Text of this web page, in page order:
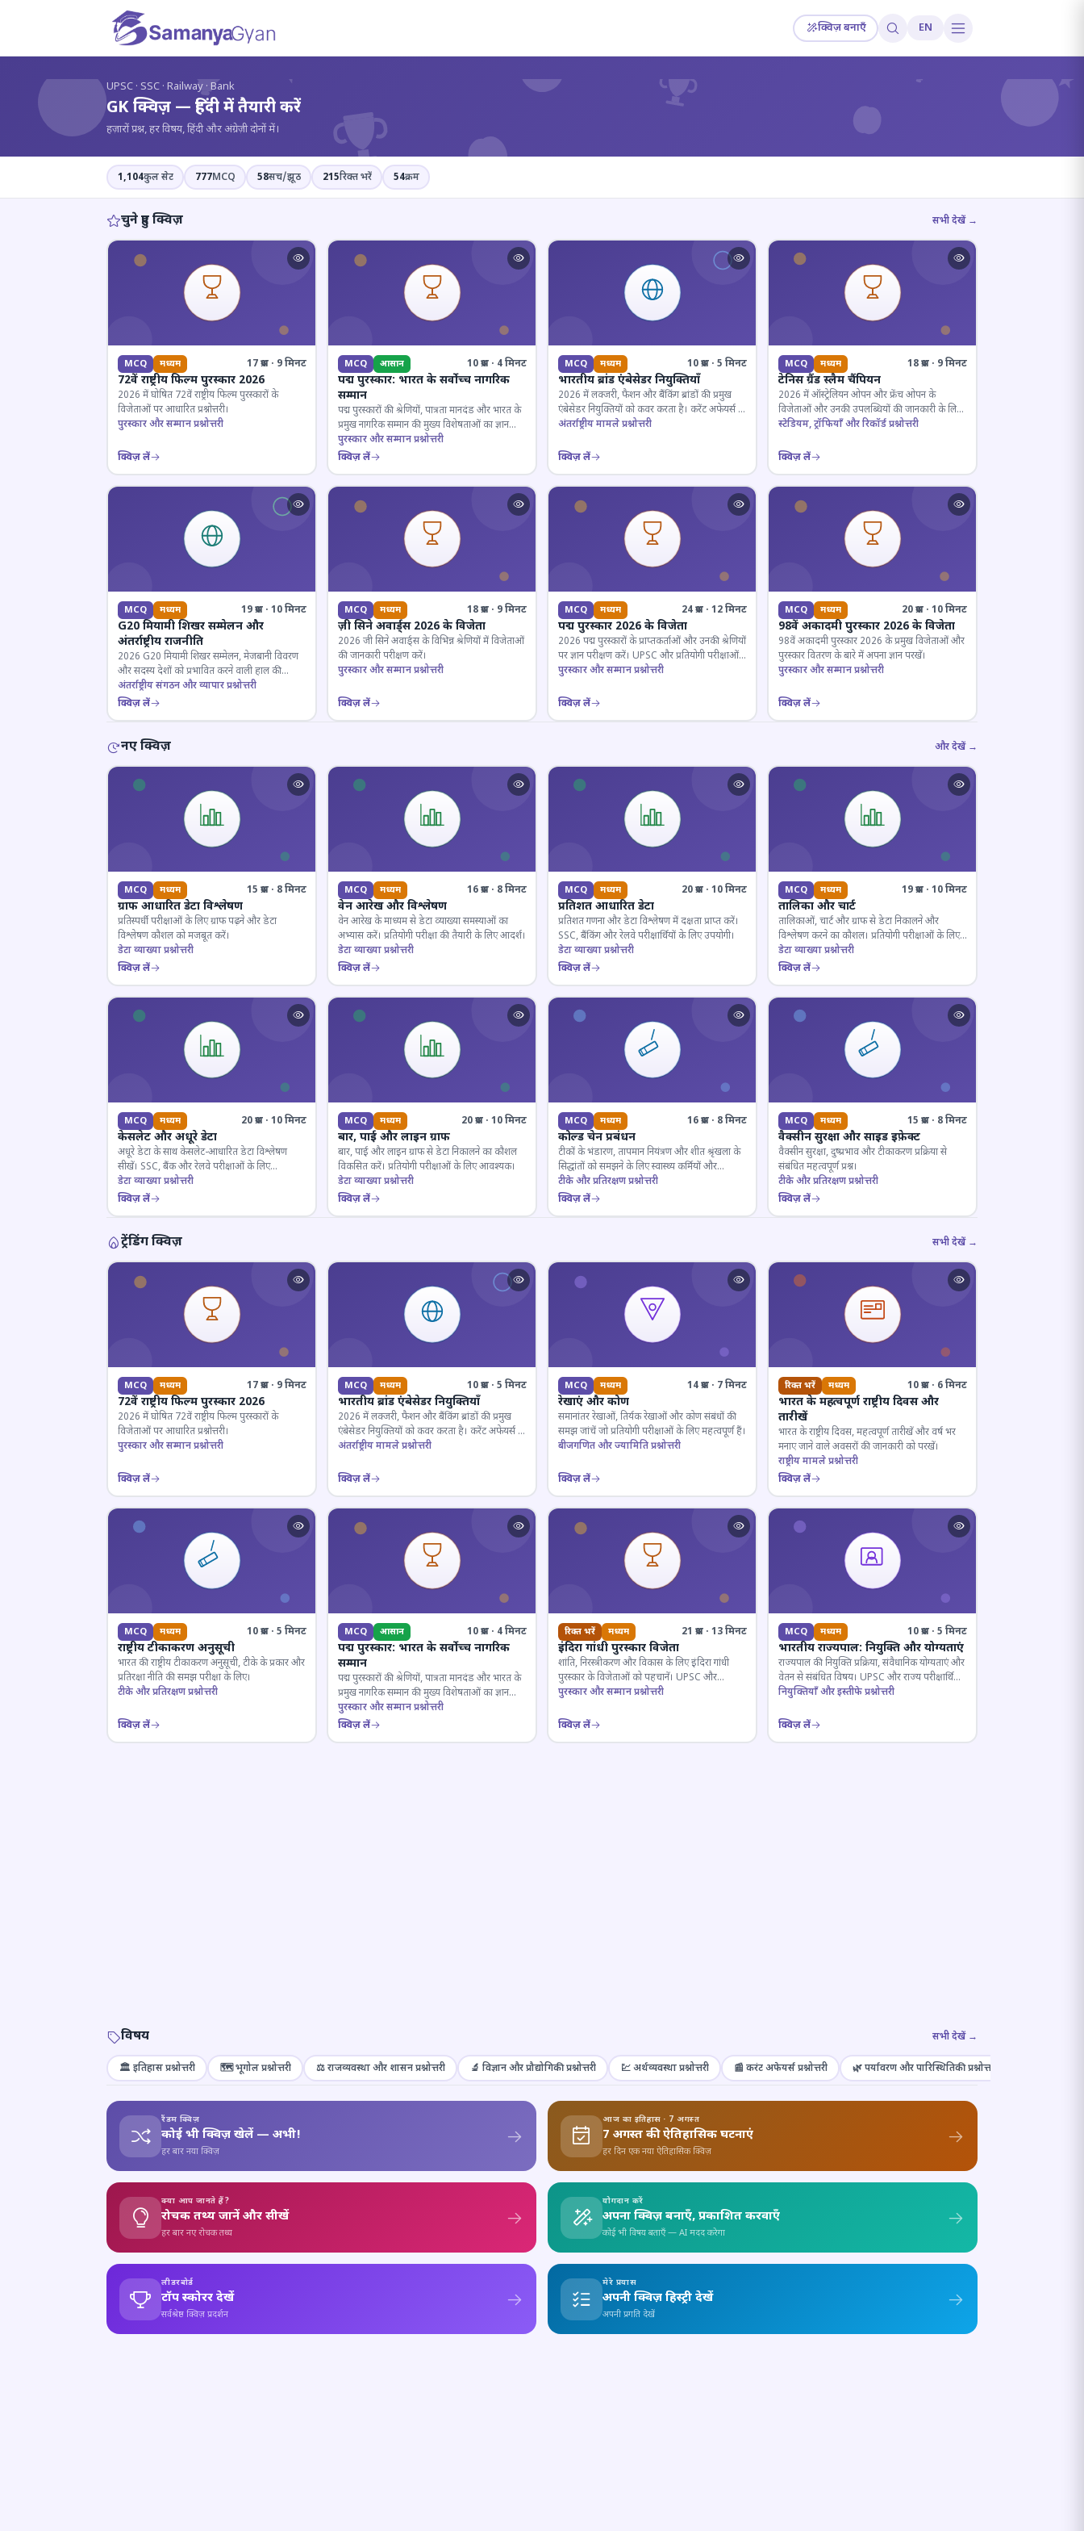
क्विज़ बनाएँ EN
? ? ?
UPSC · SSC · Railway · Bank
GK क्विज़ — हिंदी में तैयारी करें
हज़ारों प्रश्न, हर विषय, हिंदी और अंग्रेज़ी दोनों में।
1,104कुल सेट 777MCQ 58सच/झूठ 215रिक्त भरें 54क्रम
चुने हुए क्विज़ सभी देखें →
MCQ मध्यम 17 प्रश्न · 9 मिनट
72वें राष्ट्रीय फिल्म पुरस्कार 2026
2026 में घोषित 72वें राष्ट्रीय फिल्म पुरस्कारों के
विजेताओं पर आधारित प्रश्नोत्तरी।
पुरस्कार और सम्मान प्रश्नोत्तरी
क्विज़ लें
MCQ आसान 10 प्रश्न · 4 मिनट
पद्म पुरस्कार: भारत के सर्वोच्च नागरिक
सम्मान
पद्म पुरस्कारों की श्रेणियों, पात्रता मानदंड और भारत के
प्रमुख नागरिक सम्मान की मुख्य विशेषताओं का ज्ञान
परखें।
पुरस्कार और सम्मान प्रश्नोत्तरी
क्विज़ लें
MCQ मध्यम 10 प्रश्न · 5 मिनट
भारतीय ब्रांड एंबेसेडर नियुक्तियाँ
2026 में लक्जरी, फैशन और बैंकिंग ब्रांडों की प्रमुख
एंबेसेडर नियुक्तियों को कवर करता है। करेंट अफेयर्स के
लिए जरूरी।
अंतर्राष्ट्रीय मामले प्रश्नोत्तरी
क्विज़ लें
MCQ मध्यम 18 प्रश्न · 9 मिनट
टेनिस ग्रैंड स्लैम चैंपियन
2026 में ऑस्ट्रेलियन ओपन और फ्रेंच ओपन के
विजेताओं और उनकी उपलब्धियों की जानकारी के लिए
क्विज़।
स्टेडियम, ट्रॉफियाँ और रिकॉर्ड प्रश्नोत्तरी
क्विज़ लें
MCQ मध्यम 19 प्रश्न · 10 मिनट
G20 मियामी शिखर सम्मेलन और
अंतर्राष्ट्रीय राजनीति
2026 G20 मियामी शिखर सम्मेलन, मेजबानी विवरण
और सदस्य देशों को प्रभावित करने वाली हाल की
राजनयिक घटनाओं पर ज्ञान परीक्षण करें।
अंतर्राष्ट्रीय संगठन और व्यापार प्रश्नोत्तरी
क्विज़ लें
MCQ मध्यम 18 प्रश्न · 9 मिनट
ज़ी सिने अवार्ड्स 2026 के विजेता
2026 जी सिने अवार्ड्स के विभिन्न श्रेणियों में विजेताओं
की जानकारी परीक्षण करें।
पुरस्कार और सम्मान प्रश्नोत्तरी
क्विज़ लें
MCQ मध्यम 24 प्रश्न · 12 मिनट
पद्म पुरस्कार 2026 के विजेता
2026 पद्म पुरस्कारों के प्राप्तकर्ताओं और उनकी श्रेणियों
पर ज्ञान परीक्षण करें। UPSC और प्रतियोगी परीक्षाओं
के लिए महत्वपूर्ण।
पुरस्कार और सम्मान प्रश्नोत्तरी
क्विज़ लें
MCQ मध्यम 20 प्रश्न · 10 मिनट
98वें अकादमी पुरस्कार 2026 के विजेता
98वें अकादमी पुरस्कार 2026 के प्रमुख विजेताओं और
पुरस्कार वितरण के बारे में अपना ज्ञान परखें।
पुरस्कार और सम्मान प्रश्नोत्तरी
क्विज़ लें
नए क्विज़ और देखें →
MCQ मध्यम 15 प्रश्न · 8 मिनट
ग्राफ आधारित डेटा विश्लेषण
प्रतिस्पर्धी परीक्षाओं के लिए ग्राफ पढ़ने और डेटा
विश्लेषण कौशल को मजबूत करें।
डेटा व्याख्या प्रश्नोत्तरी
क्विज़ लें
MCQ मध्यम 16 प्रश्न · 8 मिनट
वेन आरेख और विश्लेषण
वेन आरेख के माध्यम से डेटा व्याख्या समस्याओं का
अभ्यास करें। प्रतियोगी परीक्षा की तैयारी के लिए आदर्श।
डेटा व्याख्या प्रश्नोत्तरी
क्विज़ लें
MCQ मध्यम 20 प्रश्न · 10 मिनट
प्रतिशत आधारित डेटा
प्रतिशत गणना और डेटा विश्लेषण में दक्षता प्राप्त करें।
SSC, बैंकिंग और रेलवे परीक्षार्थियों के लिए उपयोगी।
डेटा व्याख्या प्रश्नोत्तरी
क्विज़ लें
MCQ मध्यम 19 प्रश्न · 10 मिनट
तालिका और चार्ट
तालिकाओं, चार्ट और ग्राफ से डेटा निकालने और
विश्लेषण करने का कौशल। प्रतियोगी परीक्षाओं के लिए
अनिवार्य।
डेटा व्याख्या प्रश्नोत्तरी
क्विज़ लें
MCQ मध्यम 20 प्रश्न · 10 मिनट
केसलेट और अधूरे डेटा
अधूरे डेटा के साथ केसलेट-आधारित डेटा विश्लेषण
सीखें। SSC, बैंक और रेलवे परीक्षाओं के लिए
महत्वपूर्ण।
डेटा व्याख्या प्रश्नोत्तरी
क्विज़ लें
MCQ मध्यम 20 प्रश्न · 10 मिनट
बार, पाई और लाइन ग्राफ
बार, पाई और लाइन ग्राफ से डेटा निकालने का कौशल
विकसित करें। प्रतियोगी परीक्षाओं के लिए आवश्यक।
डेटा व्याख्या प्रश्नोत्तरी
क्विज़ लें
MCQ मध्यम 16 प्रश्न · 8 मिनट
कोल्ड चेन प्रबंधन
टीकों के भंडारण, तापमान नियंत्रण और शीत श्रृंखला के
सिद्धांतों को समझने के लिए स्वास्थ्य कर्मियों और
परीक्षार्थियों के लिए महत्वपूर्ण।
टीके और प्रतिरक्षण प्रश्नोत्तरी
क्विज़ लें
MCQ मध्यम 15 प्रश्न · 8 मिनट
वैक्सीन सुरक्षा और साइड इफ़ेक्ट
वैक्सीन सुरक्षा, दुष्प्रभाव और टीकाकरण प्रक्रिया से
संबंधित महत्वपूर्ण प्रश्न।
टीके और प्रतिरक्षण प्रश्नोत्तरी
क्विज़ लें
ट्रेंडिंग क्विज़ सभी देखें →
MCQ मध्यम 17 प्रश्न · 9 मिनट
72वें राष्ट्रीय फिल्म पुरस्कार 2026
2026 में घोषित 72वें राष्ट्रीय फिल्म पुरस्कारों के
विजेताओं पर आधारित प्रश्नोत्तरी।
पुरस्कार और सम्मान प्रश्नोत्तरी
क्विज़ लें
MCQ मध्यम 10 प्रश्न · 5 मिनट
भारतीय ब्रांड एंबेसेडर नियुक्तियाँ
2026 में लक्जरी, फैशन और बैंकिंग ब्रांडों की प्रमुख
एंबेसेडर नियुक्तियों को कवर करता है। करेंट अफेयर्स के
लिए जरूरी।
अंतर्राष्ट्रीय मामले प्रश्नोत्तरी
क्विज़ लें
MCQ मध्यम 14 प्रश्न · 7 मिनट
रेखाएं और कोण
समानांतर रेखाओं, तिर्यक रेखाओं और कोण संबंधों की
समझ जांचें जो प्रतियोगी परीक्षाओं के लिए महत्वपूर्ण हैं।
बीजगणित और ज्यामिति प्रश्नोत्तरी
क्विज़ लें
रिक्त भरें मध्यम 10 प्रश्न · 6 मिनट
भारत के महत्वपूर्ण राष्ट्रीय दिवस और
तारीखें
भारत के राष्ट्रीय दिवस, महत्वपूर्ण तारीखें और वर्ष भर
मनाए जाने वाले अवसरों की जानकारी को परखें।
राष्ट्रीय मामले प्रश्नोत्तरी
क्विज़ लें
MCQ मध्यम 10 प्रश्न · 5 मिनट
राष्ट्रीय टीकाकरण अनुसूची
भारत की राष्ट्रीय टीकाकरण अनुसूची, टीके के प्रकार और
प्रतिरक्षा नीति की समझ परीक्षा के लिए।
टीके और प्रतिरक्षण प्रश्नोत्तरी
क्विज़ लें
MCQ आसान 10 प्रश्न · 4 मिनट
पद्म पुरस्कार: भारत के सर्वोच्च नागरिक
सम्मान
पद्म पुरस्कारों की श्रेणियों, पात्रता मानदंड और भारत के
प्रमुख नागरिक सम्मान की मुख्य विशेषताओं का ज्ञान
परखें।
पुरस्कार और सम्मान प्रश्नोत्तरी
क्विज़ लें
रिक्त भरें मध्यम 21 प्रश्न · 13 मिनट
इंदिरा गांधी पुरस्कार विजेता
शांति, निरस्त्रीकरण और विकास के लिए इंदिरा गांधी
पुरस्कार के विजेताओं को पहचानें। UPSC और
प्रतियोगी परीक्षाओं के लिए महत्वपूर्ण।
पुरस्कार और सम्मान प्रश्नोत्तरी
क्विज़ लें
MCQ मध्यम 10 प्रश्न · 5 मिनट
भारतीय राज्यपाल: नियुक्ति और योग्यताएं
राज्यपाल की नियुक्ति प्रक्रिया, संवैधानिक योग्यताएं और
वेतन से संबंधित विषय। UPSC और राज्य परीक्षार्थियों
के लिए महत्वपूर्ण।
नियुक्तियाँ और इस्तीफे प्रश्नोत्तरी
क्विज़ लें
विषय सभी देखें →
🏛️ इतिहास प्रश्नोत्तरी 🗺️ भूगोल प्रश्नोत्तरी ⚖️ राजव्यवस्था और शासन प्रश्नोत्तरी 🔬 विज्ञान और प्रौद्योगिकी प्रश्नोत्तरी 💹 अर्थव्यवस्था प्रश्नोत्तरी 📰 करंट अफेयर्स प्रश्नोत्तरी 🌿 पर्यावरण और पारिस्थितिकी प्रश्नोत्तरी
रैंडम क्विज़
कोई भी क्विज़ खेलें — अभी!
हर बार नया क्विज़
आज का इतिहास · 7 अगस्त
7 अगस्त की ऐतिहासिक घटनाएं
हर दिन एक नया ऐतिहासिक क्विज़
क्या आप जानते हैं?
रोचक तथ्य जानें और सीखें
हर बार नए रोचक तथ्य
योगदान करें
अपना क्विज़ बनाएँ, प्रकाशित करवाएँ
कोई भी विषय बताएँ — AI मदद करेगा
लीडरबोर्ड
टॉप स्कोरर देखें
सर्वश्रेष्ठ क्विज़ प्रदर्शन
मेरे प्रयास
अपनी क्विज़ हिस्ट्री देखें
अपनी प्रगति देखें